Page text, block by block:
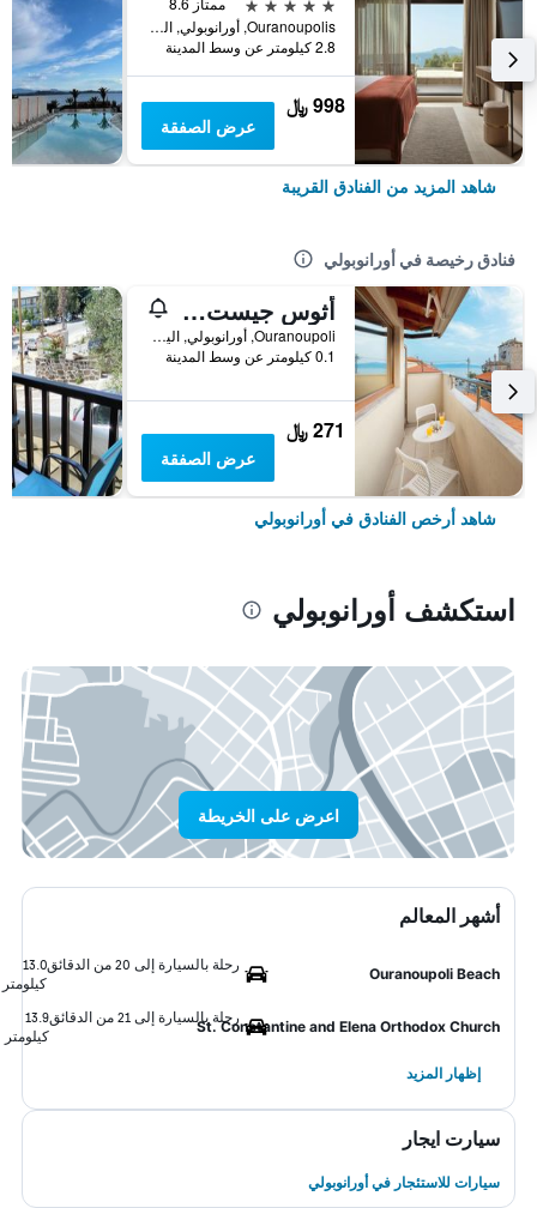
Ouranoupolis, أورانوبولي, اليونان
2.8 كيلومتر عن وسط المدينة
998 ﷼
عرض الصفقة
شاهد المزيد من الفنادق القريبة
فنادق رخيصة في أورانوبولي
أثوس جيست هاوس بنسيون
Ouranoupoli, أورانوبولي, اليونان
0.1 كيلومتر عن وسط المدينة
271 ﷼
عرض الصفقة
شاهد أرخص الفنادق في أورانوبولي
استكشف أورانوبولي
اعرض على الخريطة
أشهر المعالم
Ouranoupoli Beach
رحلة بالسيارة إلى 20 من الدقائق
13.0
كيلومتر
St. Constantine and Elena Orthodox Church
رحلة بالسيارة إلى 21 من الدقائق
13.9
كيلومتر
إظهار المزيد
سيارت ايجار
سيارات للاستئجار في أورانوبولي